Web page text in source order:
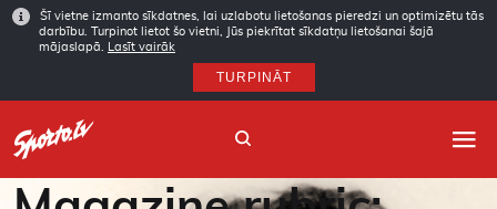
Šī vietne izmanto sīkdatnes, lai uzlabotu lietošanas pieredzi un optimizētu tās
darbību. Turpinot lietot šo vietni, Jūs piekrītat sīkdatņu lietošanai šajā
mājaslapā.
Lasīt vairāk
TURPINĀT